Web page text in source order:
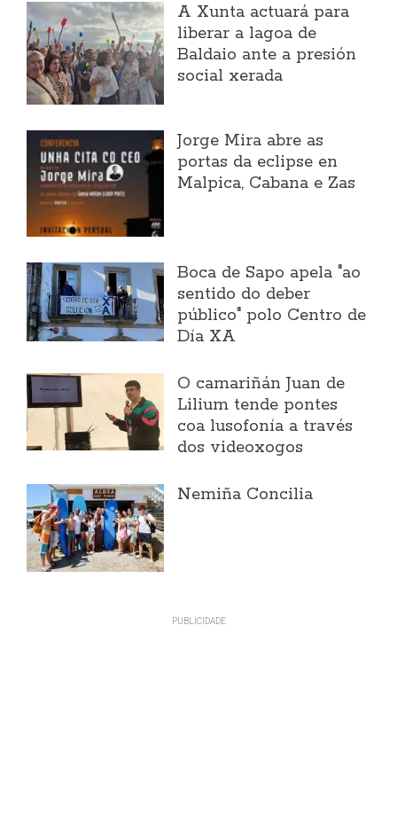
A Xunta actuará para
liberar a lagoa de
Baldaio ante a presión
social xerada
Jorge Mira abre as
portas da eclipse en
Malpica, Cabana e Zas
Boca de Sapo apela "ao
sentido do deber
público" polo Centro de
Día XA
O camariñán Juan de
Lilium tende pontes
coa lusofonía a través
dos videoxogos
Nemiña Concilia